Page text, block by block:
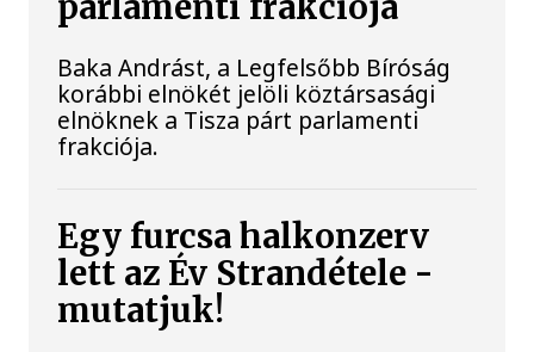
Baka Andrást, a Legfelsőbb Bíróság
korábbi elnökét jelöli köztársasági
elnöknek a Tisza párt parlamenti
frakciója.
Egy furcsa halkonzerv
lett az Év Strandétele -
mutatjuk!